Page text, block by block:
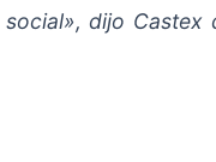
dijo Castex